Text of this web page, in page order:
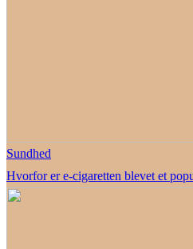
Sundhed
Hvorfor er e-cigaretten blevet et